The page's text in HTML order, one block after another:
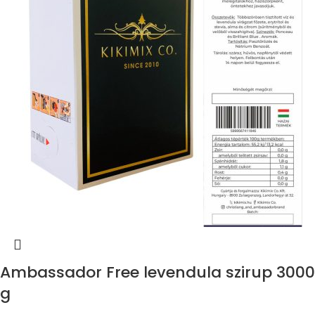
Ambassador Free levendula szirup 3000
g